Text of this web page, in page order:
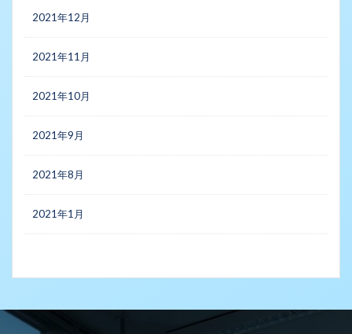
2021年12月
2021年11月
2021年10月
2021年9月
2021年8月
2021年1月